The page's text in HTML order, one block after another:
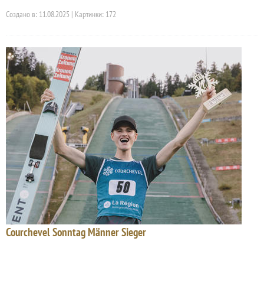
Создано в: 11.08.2025 | Картинки: 172
Courchevel Sonntag Männer Sieger